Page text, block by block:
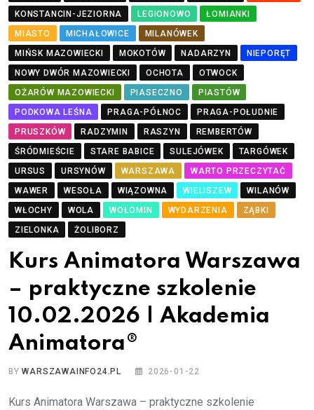
KONSTANCIN-JEZIORNA
LEGIONOWO
ŁOMIANKI
MIASTO
MICHAŁOWICE
MILANÓWEK
MIŃSK MAZOWIECKI
MOKOTÓW NADARZYN
NIEPORĘT
NOWY DWÓR MAZOWIECKI
OCHOTA
OTWOCK
OŻARÓW MAZOWIECKI
PIASECZNO
PIASTÓW
PODKOWA LEŚNA
PRAGA-PÓŁNOC
PRAGA-POŁUDNIE
PRUSZKÓW
RADZYMIN RASZYN
REMBERTÓW
ŚRÓDMIEŚCIE
STARE BABICE SULEJÓWEK
TARGÓWEK
URSUS
URSYNÓW WARSZAWA
WARTO PRZECZYTAĆ
WAWER
WESOŁA WIĄZOWNA WIELISZEW
WILANÓW
WŁOCHY
WOLA WOŁOMIN WYDARZENIA
ZĄBKI
ZIELONKA
ŻOLIBORZ
Kurs Animatora Warszawa
– praktyczne szkolenie
10.02.2026 | Akademia
Animatora®
BYWARSZAWAINFO24.PL 2026-01-22
Kurs Animatora Warszawa – praktyczne szkolenie